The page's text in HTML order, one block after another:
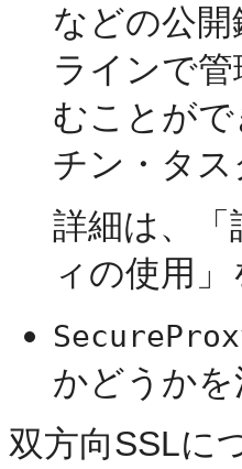
などの公
ラインで
むことが
チン・タ
詳細は、
ィの使用
かどうかを
双方向SSLに